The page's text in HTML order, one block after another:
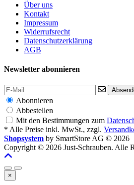
Über uns
Kontakt
Impressum
Widerrufsrecht
Datenschutzerklärung
AGB
Newsletter abonnieren
Abonnieren
Abbestellen
Mit den Bestimmungen zum
* Alle Preise inkl. MwSt., zzgl.
Shopsystem by SmartStore AG © 2026
Copyright © 2026 Just-Schrauben. Alle
×